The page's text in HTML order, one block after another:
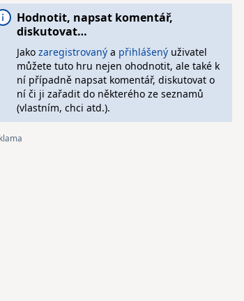
Hodnotit, napsat komentář,
diskutovat…
Jako zaregistrovanýa přihlášenýuživatel
můžete tuto hru nejen ohodnotit, ale také k
ní případně napsat komentář, diskutovat o
ní či ji zařadit do některého ze seznamů
(vlastním, chci atd.).